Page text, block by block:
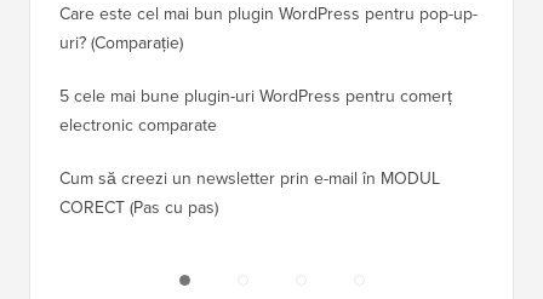
Care este cel mai bun plugin WordPress pentru pop-up-
uri? (Comparație)
5 cele mai bune plugin-uri WordPress pentru comerț
electronic comparate
Cum să creezi un newsletter prin e-mail în MODUL
CORECT (Pas cu pas)